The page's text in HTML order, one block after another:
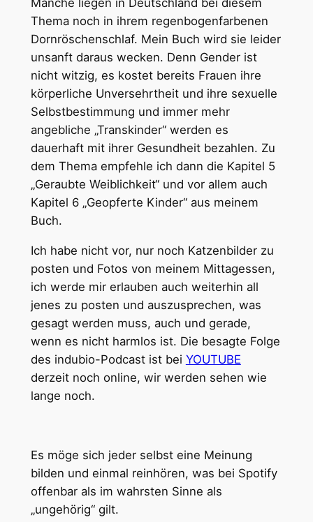
Thema noch in ihrem regenbogenfarbenen
Dornröschenschlaf. Mein Buch wird sie leider
unsanft daraus wecken. Denn Gender ist
nicht witzig, es kostet bereits Frauen ihre
körperliche Unversehrtheit und ihre sexuelle
Selbstbestimmung und immer mehr
angebliche „Transkinder“ werden es
dauerhaft mit ihrer Gesundheit bezahlen. Zu
dem Thema empfehle ich dann die Kapitel 5
„Geraubte Weiblichkeit“ und vor allem auch
Kapitel 6 „Geopferte Kinder“ aus meinem
Buch.
Ich habe nicht vor, nur noch Katzenbilder zu
posten und Fotos von meinem Mittagessen,
ich werde mir erlauben auch weiterhin all
jenes zu posten und auszusprechen, was
gesagt werden muss, auch und gerade,
wenn es nicht harmlos ist. Die besagte Folge
des indubio-Podcast ist bei YOUTUBE
derzeit noch online, wir werden sehen wie
lange noch.
Es möge sich jeder selbst eine Meinung
bilden und einmal reinhören, was bei Spotify
offenbar als im wahrsten Sinne als
„ungehörig“ gilt.